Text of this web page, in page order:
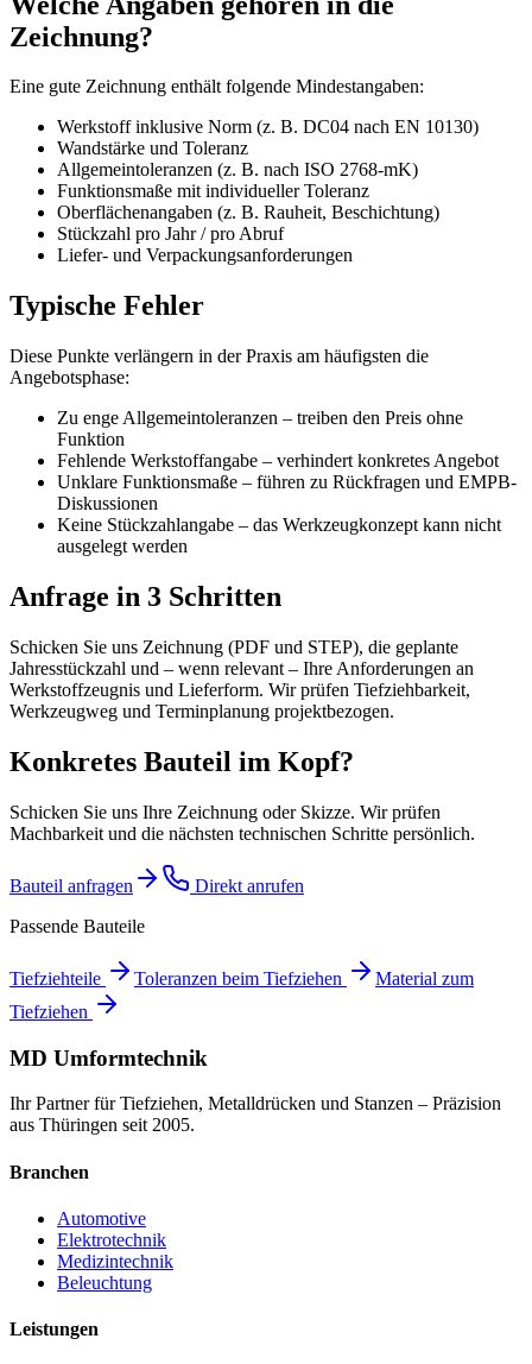
Zeichnung?
Eine gute Zeichnung enthält folgende Mindestangaben:
Werkstoff inklusive Norm (z. B. DC04 nach EN 10130)
Wandstärke und Toleranz
Allgemeintoleranzen (z. B. nach ISO 2768-mK)
Funktionsmaße mit individueller Toleranz
Oberflächenangaben (z. B. Rauheit, Beschichtung)
Stückzahl pro Jahr / pro Abruf
Liefer- und Verpackungsanforderungen
Typische Fehler
Diese Punkte verlängern in der Praxis am häufigsten die
Angebotsphase:
Zu enge Allgemeintoleranzen – treiben den Preis ohne
Funktion
Fehlende Werkstoffangabe – verhindert konkretes Angebot
Unklare Funktionsmaße – führen zu Rückfragen und EMPB-
Diskussionen
Keine Stückzahlangabe – das Werkzeugkonzept kann nicht
ausgelegt werden
Anfrage in 3 Schritten
Schicken Sie uns Zeichnung (PDF und STEP), die geplante
Jahresstückzahl und – wenn relevant – Ihre Anforderungen an
Werkstoffzeugnis und Lieferform. Wir prüfen Tiefziehbarkeit,
Werkzeugweg und Terminplanung projektbezogen.
Konkretes Bauteil im Kopf?
Schicken Sie uns Ihre Zeichnung oder Skizze. Wir prüfen
Machbarkeit und die nächsten technischen Schritte persönlich.
Bauteil anfragen
Direkt anrufen
Passende Bauteile
Tiefziehteile Toleranzen beim Tiefziehen
Material zum
Tiefziehen
MD Umformtechnik
Ihr Partner für Tiefziehen, Metalldrücken und Stanzen – Präzision
aus Thüringen seit 2005.
Branchen
Automotive
Elektrotechnik
Medizintechnik
Beleuchtung
Leistungen